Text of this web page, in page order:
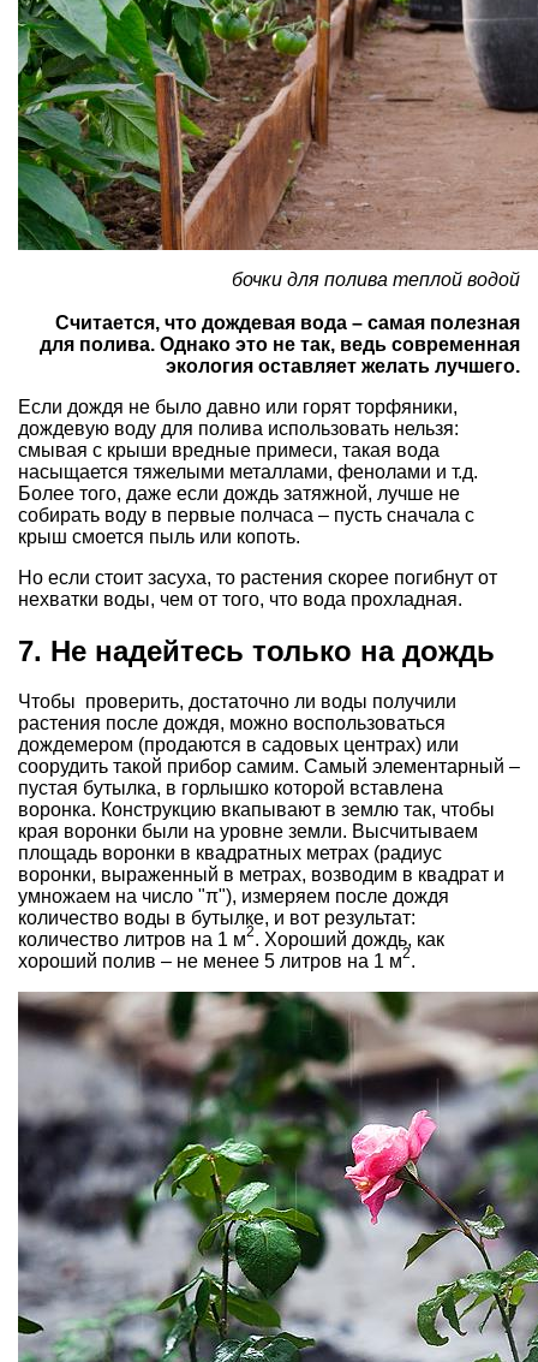
бочки для полива теплой водой
Считается, что дождевая вода – самая полезная
для полива. Однако это не так, ведь современная
экология оставляет желать лучшего.
Если дождя не было давно или горят торфяники,
дождевую воду для полива использовать нельзя:
смывая с крыши вредные примеси, такая вода
насыщается тяжелыми металлами, фенолами и т.д.
Более того, даже если дождь затяжной, лучше не
собирать воду в первые полчаса – пусть сначала с
крыш смоется пыль или копоть.
Но если стоит засуха, то растения скорее погибнут от
нехватки воды, чем от того, что вода прохладная.
7. Не надейтесь только на дождь
Чтобы проверить, достаточно ли воды получили
растения после дождя, можно воспользоваться
дождемером (продаются в садовых центрах) или
соорудить такой прибор самим. Самый элементарный –
пустая бутылка, в горлышко которой вставлена
воронка. Конструкцию вкапывают в землю так, чтобы
края воронки были на уровне земли. Высчитываем
площадь воронки в квадратных метрах (радиус
воронки, выраженный в метрах, возводим в квадрат и
умножаем на число "π"), измеряем после дождя
количество воды в бутылке, и вот результат:
количество литров на 1 м2. Хороший дождь, как
хороший полив – не менее 5 литров на 1 м2.